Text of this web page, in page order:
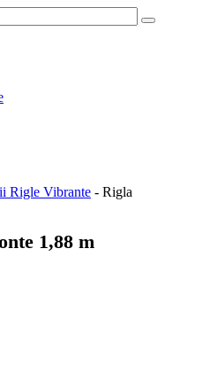
Rigle Vibrante - Rigla
1,88 m